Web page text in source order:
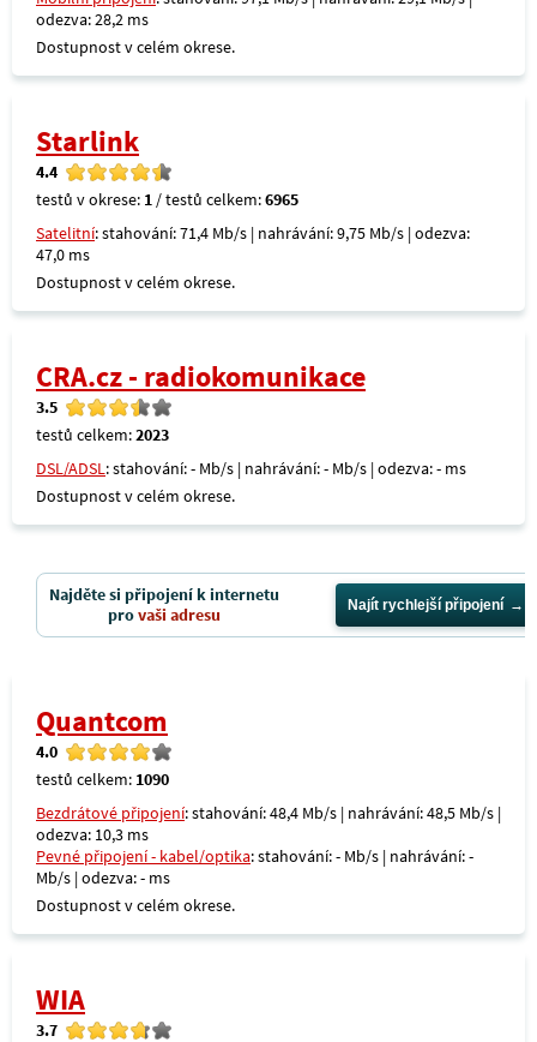
odezva: 28,2 ms
Dostupnost v celém okrese.
Starlink
4.4
testů v okrese: 1 / testů celkem:6965
Satelitní: stahování: 71,4 Mb/s | nahrávání: 9,75 Mb/s | odezva:
47,0 ms
Dostupnost v celém okrese.
CRA.cz - radiokomunikace
3.5
testů celkem:2023
DSL/ADSL: stahování: - Mb/s | nahrávání: - Mb/s | odezva: - ms
Dostupnost v celém okrese.
Najděte si připojení k internetu
provaši adresu Najít rychlejší připojení
Quantcom
4.0
testů celkem: 1090
Bezdrátové připojení: stahování: 48,4 Mb/s | nahrávání: 48,5 Mb/s |
odezva: 10,3 ms
Pevné připojení - kabel/optika: stahování: - Mb/s | nahrávání: -
Mb/s | odezva: - ms
Dostupnost v celém okrese.
WIA
3.7